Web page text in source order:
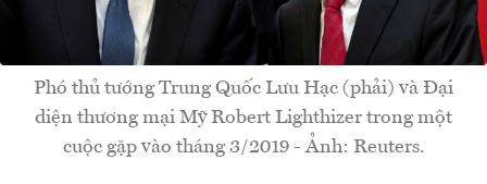
Phó thủ tướng Trung Quốc Lưu Hạc (phải) và Đại
diện thương mại Mỹ Robert Lighthizer trong một
cuộc gặp vào tháng 3/2019 - Ảnh: Reuters.